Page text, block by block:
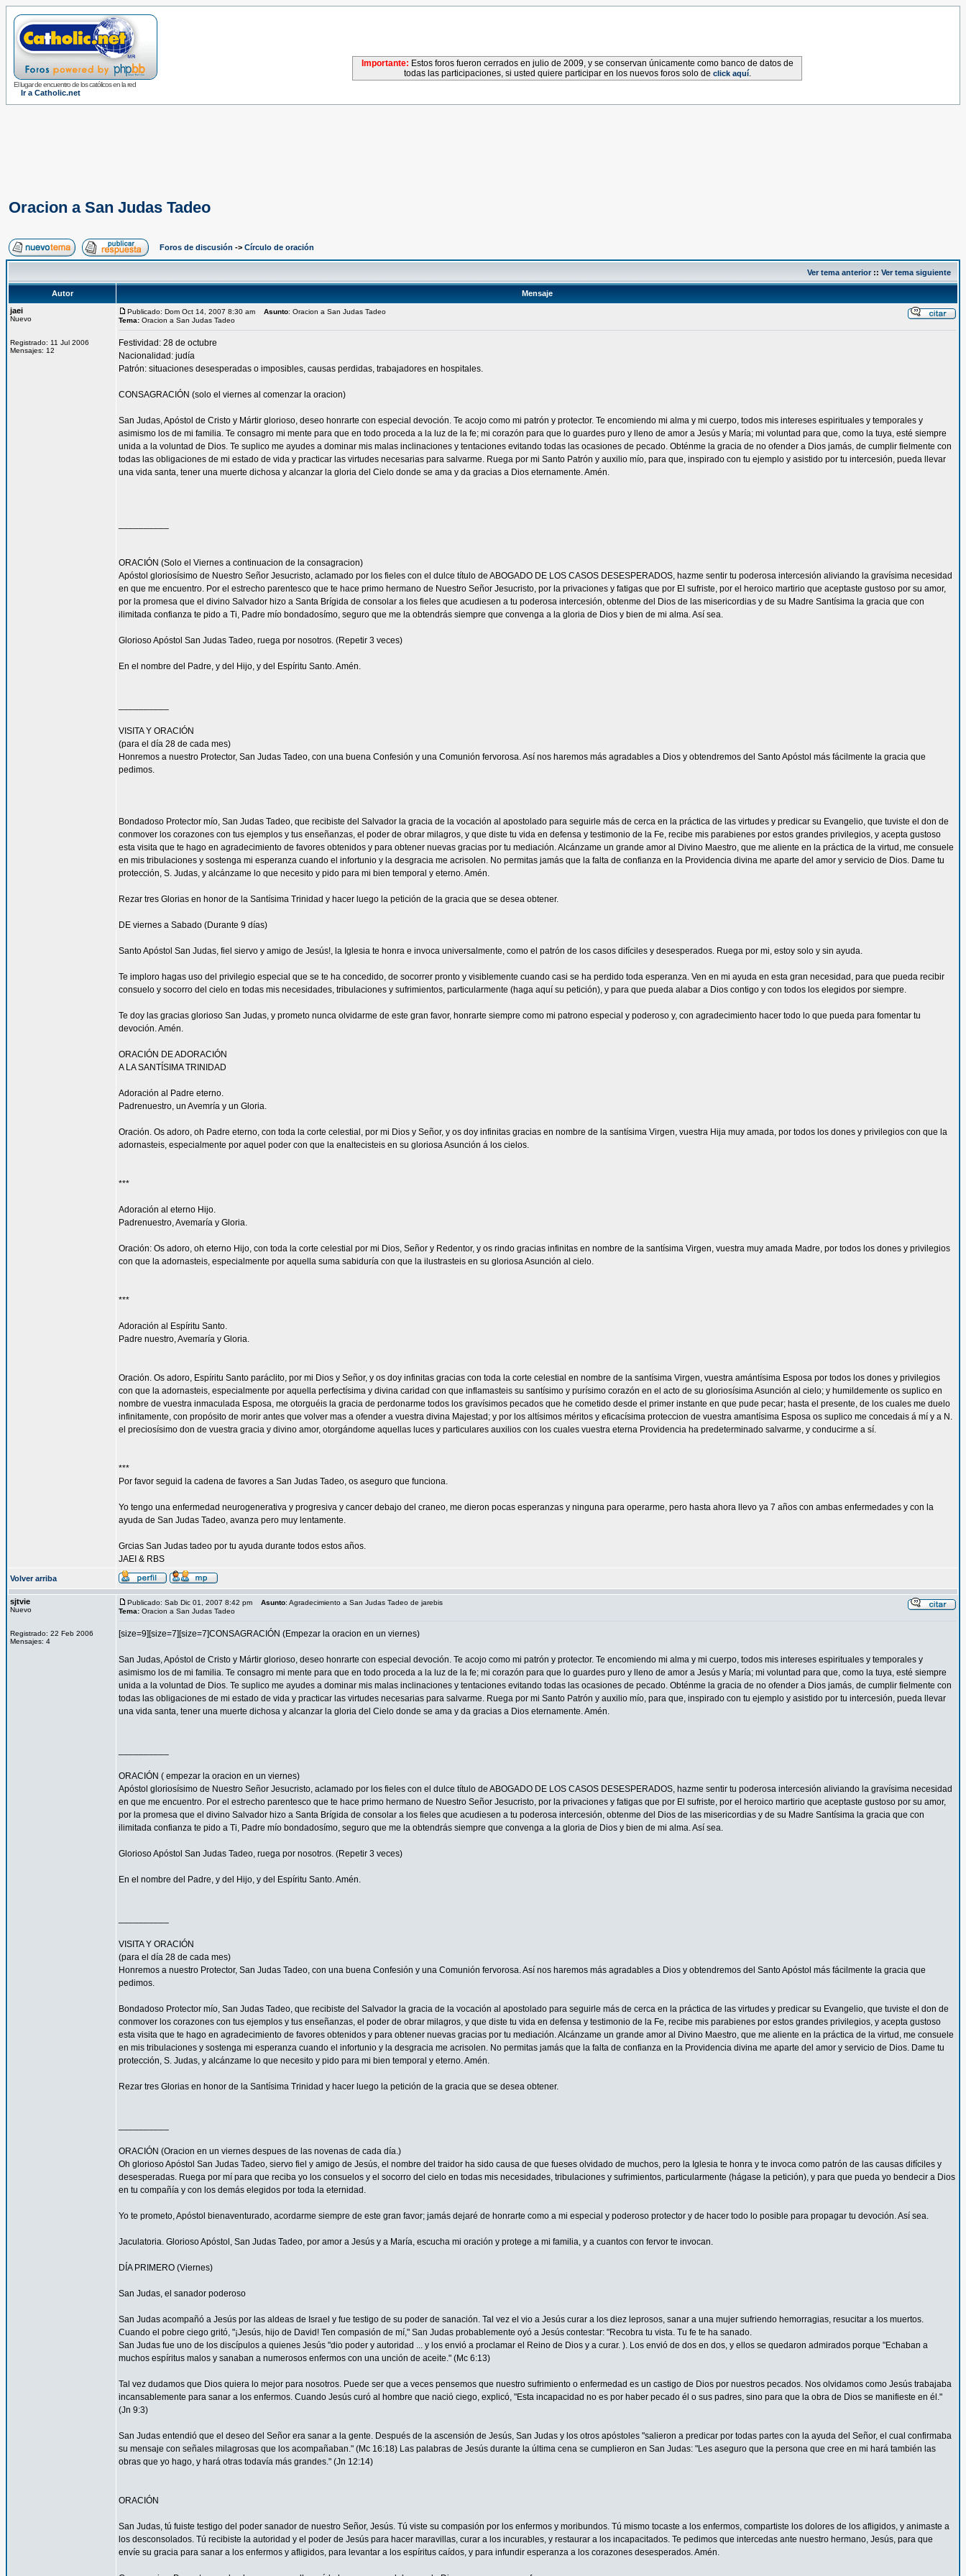
El lugar de encuentro de los católicos en la red
Ir a Catholic.net
Importante: Estos foros fueron cerrados en julio de 2009, y se conservan únicamente como banco de datos de
todas las participaciones, si usted quiere participar en los nuevos foros solo de click aquí.
Oracion a San Judas Tadeo
Foros de discusión -> Círculo de oración
Ver tema anterior:: Ver tema siguiente
Autor
Mensaje
jaei
Nuevo
Registrado: 11 Jul 2006
Mensajes: 12
Publicado: Dom Oct 14, 2007 8:30 am Asunto: Oracion a San Judas Tadeo
Tema: Oracion a San Judas Tadeo
Festividad: 28 de octubre
Nacionalidad: judía
Patrón: situaciones desesperadas o imposibles, causas perdidas, trabajadores en hospitales.
CONSAGRACIÓN (solo el viernes al comenzar la oracion)
San Judas, Apóstol de Cristo y Mártir glorioso, deseo honrarte con especial devoción. Te acojo como mi patrón y protector. Te encomiendo mi alma y mi cuerpo, todos mis intereses espirituales y temporales y
asimismo los de mi familia. Te consagro mi mente para que en todo proceda a la luz de la fe; mi corazón para que lo guardes puro y lleno de amor a Jesús y María; mi voluntad para que, como la tuya, esté siempre
unida a la voluntad de Dios. Te suplico me ayudes a dominar mis malas inclinaciones y tentaciones evitando todas las ocasiones de pecado. Obténme la gracia de no ofender a Dios jamás, de cumplir fielmente con
todas las obligaciones de mi estado de vida y practicar las virtudes necesarias para salvarme. Ruega por mi Santo Patrón y auxilio mío, para que, inspirado con tu ejemplo y asistido por tu intercesión, pueda llevar
una vida santa, tener una muerte dichosa y alcanzar la gloria del Cielo donde se ama y da gracias a Dios eternamente. Amén.
ORACIÓN (Solo el Viernes a continuacion de la consagracion)
Apóstol gloriosísimo de Nuestro Señor Jesucristo, aclamado por los fieles con el dulce título de ABOGADO DE LOS CASOS DESESPERADOS, hazme sentir tu poderosa intercesión aliviando la gravísima necesidad
en que me encuentro. Por el estrecho parentesco que te hace primo hermano de Nuestro Señor Jesucristo, por la privaciones y fatigas que por El sufriste, por el heroico martirio que aceptaste gustoso por su amor,
por la promesa que el divino Salvador hizo a Santa Brígida de consolar a los fieles que acudiesen a tu poderosa intercesión, obtenme del Dios de las misericordias y de su Madre Santísima la gracia que con
ilimitada confianza te pido a Ti, Padre mío bondadosímo, seguro que me la obtendrás siempre que convenga a la gloria de Dios y bien de mi alma. Así sea.
Glorioso Apóstol San Judas Tadeo, ruega por nosotros. (Repetir 3 veces)
En el nombre del Padre, y del Hijo, y del Espíritu Santo. Amén.
VISITA Y ORACIÓN
(para el día 28 de cada mes)
Honremos a nuestro Protector, San Judas Tadeo, con una buena Confesión y una Comunión fervorosa. Así nos haremos más agradables a Dios y obtendremos del Santo Apóstol más fácilmente la gracia que
pedimos.
Bondadoso Protector mío, San Judas Tadeo, que recibiste del Salvador la gracia de la vocación al apostolado para seguirle más de cerca en la práctica de las virtudes y predicar su Evangelio, que tuviste el don de
conmover los corazones con tus ejemplos y tus enseñanzas, el poder de obrar milagros, y que diste tu vida en defensa y testimonio de la Fe, recibe mis parabienes por estos grandes privilegios, y acepta gustoso
esta visita que te hago en agradecimiento de favores obtenidos y para obtener nuevas gracias por tu mediación. Alcánzame un grande amor al Divino Maestro, que me aliente en la práctica de la virtud, me consuele
en mis tribulaciones y sostenga mi esperanza cuando el infortunio y la desgracia me acrisolen. No permitas jamás que la falta de confianza en la Providencia divina me aparte del amor y servicio de Dios. Dame tu
protección, S. Judas, y alcánzame lo que necesito y pido para mi bien temporal y eterno. Amén.
Rezar tres Glorias en honor de la Santísima Trinidad y hacer luego la petición de la gracia que se desea obtener.
DE viernes a Sabado (Durante 9 días)
Santo Apóstol San Judas, fiel siervo y amigo de Jesús!, la Iglesia te honra e invoca universalmente, como el patrón de los casos difíciles y desesperados. Ruega por mi, estoy solo y sin ayuda.
Te imploro hagas uso del privilegio especial que se te ha concedido, de socorrer pronto y visiblemente cuando casi se ha perdido toda esperanza. Ven en mi ayuda en esta gran necesidad, para que pueda recibir
consuelo y socorro del cielo en todas mis necesidades, tribulaciones y sufrimientos, particularmente (haga aquí su petición), y para que pueda alabar a Dios contigo y con todos los elegidos por siempre.
Te doy las gracias glorioso San Judas, y prometo nunca olvidarme de este gran favor, honrarte siempre como mi patrono especial y poderoso y, con agradecimiento hacer todo lo que pueda para fomentar tu
devoción. Amén.
ORACIÓN DE ADORACIÓN
A LA SANTÍSIMA TRINIDAD
Adoración al Padre eterno.
Padrenuestro, un Avemría y un Gloria.
Oración. Os adoro, oh Padre eterno, con toda la corte celestial, por mi Dios y Señor, y os doy infinitas gracias en nombre de la santísima Virgen, vuestra Hija muy amada, por todos los dones y privilegios con que la
adornasteis, especialmente por aquel poder con que la enaltecisteis en su gloriosa Asunción á los cielos.
***
Adoración al eterno Hijo.
Padrenuestro, Avemaría y Gloria.
Oración: Os adoro, oh eterno Hijo, con toda la corte celestial por mi Dios, Señor y Redentor, y os rindo gracias infinitas en nombre de la santísima Virgen, vuestra muy amada Madre, por todos los dones y privilegios
con que la adornasteis, especialmente por aquella suma sabiduría con que la ilustrasteis en su gloriosa Asunción al cielo.
***
Adoración al Espíritu Santo.
Padre nuestro, Avemaría y Gloria.
Oración. Os adoro, Espíritu Santo paráclito, por mi Dios y Señor, y os doy infinitas gracias con toda la corte celestial en nombre de la santísima Virgen, vuestra amántísima Esposa por todos los dones y privilegios
con que la adornasteis, especialmente por aquella perfectísima y divina caridad con que inflamasteis su santísimo y purísimo corazón en el acto de su gloriosísima Asunción al cielo; y humildemente os suplico en
nombre de vuestra inmaculada Esposa, me otorguéis la gracia de perdonarme todos los gravísimos pecados que he cometido desde el primer instante en que pude pecar; hasta el presente, de los cuales me duelo
infinitamente, con propósito de morir antes que volver mas a ofender a vuestra divina Majestad; y por los altísimos méritos y eficacísima proteccion de vuestra amantísima Esposa os suplico me concedais á mí y a N.
el preciosísimo don de vuestra gracia y divino amor, otorgándome aquellas luces y particulares auxilios con los cuales vuestra eterna Providencia ha predeterminado salvarme, y conducirme a sí.
***
Por favor seguid la cadena de favores a San Judas Tadeo, os aseguro que funciona.
Yo tengo una enfermedad neurogenerativa y progresiva y cancer debajo del craneo, me dieron pocas esperanzas y ninguna para operarme, pero hasta ahora llevo ya 7 años con ambas enfermedades y con la
ayuda de San Judas Tadeo, avanza pero muy lentamente.
Grcias San Judas tadeo por tu ayuda durante todos estos años.
JAEI & RBS
Volver arriba
sjtvie
Nuevo
Registrado: 22 Feb 2006
Mensajes: 4
Publicado: Sab Dic 01, 2007 8:42 pm Asunto: Agradecimiento a San Judas Tadeo de jarebis
Tema: Oracion a San Judas Tadeo
[size=9][size=7][size=7]CONSAGRACIÓN (Empezar la oracion en un viernes)
San Judas, Apóstol de Cristo y Mártir glorioso, deseo honrarte con especial devoción. Te acojo como mi patrón y protector. Te encomiendo mi alma y mi cuerpo, todos mis intereses espirituales y temporales y
asimismo los de mi familia. Te consagro mi mente para que en todo proceda a la luz de la fe; mi corazón para que lo guardes puro y lleno de amor a Jesús y María; mi voluntad para que, como la tuya, esté siempre
unida a la voluntad de Dios. Te suplico me ayudes a dominar mis malas inclinaciones y tentaciones evitando todas las ocasiones de pecado. Obténme la gracia de no ofender a Dios jamás, de cumplir fielmente con
todas las obligaciones de mi estado de vida y practicar las virtudes necesarias para salvarme. Ruega por mi Santo Patrón y auxilio mío, para que, inspirado con tu ejemplo y asistido por tu intercesión, pueda llevar
una vida santa, tener una muerte dichosa y alcanzar la gloria del Cielo donde se ama y da gracias a Dios eternamente. Amén.
ORACIÓN ( empezar la oracion en un viernes)
Apóstol gloriosísimo de Nuestro Señor Jesucristo, aclamado por los fieles con el dulce título de ABOGADO DE LOS CASOS DESESPERADOS, hazme sentir tu poderosa intercesión aliviando la gravísima necesidad
en que me encuentro. Por el estrecho parentesco que te hace primo hermano de Nuestro Señor Jesucristo, por la privaciones y fatigas que por El sufriste, por el heroico martirio que aceptaste gustoso por su amor,
por la promesa que el divino Salvador hizo a Santa Brígida de consolar a los fieles que acudiesen a tu poderosa intercesión, obtenme del Dios de las misericordias y de su Madre Santísima la gracia que con
ilimitada confianza te pido a Ti, Padre mío bondadosímo, seguro que me la obtendrás siempre que convenga a la gloria de Dios y bien de mi alma. Así sea.
Glorioso Apóstol San Judas Tadeo, ruega por nosotros. (Repetir 3 veces)
En el nombre del Padre, y del Hijo, y del Espíritu Santo. Amén.
VISITA Y ORACIÓN
(para el día 28 de cada mes)
Honremos a nuestro Protector, San Judas Tadeo, con una buena Confesión y una Comunión fervorosa. Así nos haremos más agradables a Dios y obtendremos del Santo Apóstol más fácilmente la gracia que
pedimos.
Bondadoso Protector mío, San Judas Tadeo, que recibiste del Salvador la gracia de la vocación al apostolado para seguirle más de cerca en la práctica de las virtudes y predicar su Evangelio, que tuviste el don de
conmover los corazones con tus ejemplos y tus enseñanzas, el poder de obrar milagros, y que diste tu vida en defensa y testimonio de la Fe, recibe mis parabienes por estos grandes privilegios, y acepta gustoso
esta visita que te hago en agradecimiento de favores obtenidos y para obtener nuevas gracias por tu mediación. Alcánzame un grande amor al Divino Maestro, que me aliente en la práctica de la virtud, me consuele
en mis tribulaciones y sostenga mi esperanza cuando el infortunio y la desgracia me acrisolen. No permitas jamás que la falta de confianza en la Providencia divina me aparte del amor y servicio de Dios. Dame tu
protección, S. Judas, y alcánzame lo que necesito y pido para mi bien temporal y eterno. Amén.
Rezar tres Glorias en honor de la Santísima Trinidad y hacer luego la petición de la gracia que se desea obtener.
ORACIÓN (Oracion en un viernes despues de las novenas de cada día.)
Oh glorioso Apóstol San Judas Tadeo, siervo fiel y amigo de Jesús, el nombre del traidor ha sido causa de que fueses olvidado de muchos, pero la Iglesia te honra y te invoca como patrón de las causas difíciles y
desesperadas. Ruega por mí para que reciba yo los consuelos y el socorro del cielo en todas mis necesidades, tribulaciones y sufrimientos, particularmente (hágase la petición), y para que pueda yo bendecir a Dios
en tu compañía y con los demás elegidos por toda la eternidad.
Yo te prometo, Apóstol bienaventurado, acordarme siempre de este gran favor; jamás dejaré de honrarte como a mi especial y poderoso protector y de hacer todo lo posible para propagar tu devoción. Así sea.
Jaculatoria. Glorioso Apóstol, San Judas Tadeo, por amor a Jesús y a María, escucha mi oración y protege a mi familia, y a cuantos con fervor te invocan.
DÍA PRIMERO (Viernes)
San Judas, el sanador poderoso
San Judas acompañó a Jesús por las aldeas de Israel y fue testigo de su poder de sanación. Tal vez el vio a Jesús curar a los diez leprosos, sanar a una mujer sufriendo hemorragias, resucitar a los muertos.
Cuando el pobre ciego gritó, "¡Jesús, hijo de David! Ten compasión de mí," San Judas probablemente oyó a Jesús contestar: "Recobra tu vista. Tu fe te ha sanado.
San Judas fue uno de los discípulos a quienes Jesús "dio poder y autoridad ... y los envió a proclamar el Reino de Dios y a curar. ). Los envió de dos en dos, y ellos se quedaron admirados porque "Echaban a
muchos espíritus malos y sanaban a numerosos enfermos con una unción de aceite." (Mc 6:13)
Tal vez dudamos que Dios quiera lo mejor para nosotros. Puede ser que a veces pensemos que nuestro sufrimiento o enfermedad es un castigo de Dios por nuestros pecados. Nos olvidamos como Jesús trabajaba
incansablemente para sanar a los enfermos. Cuando Jesús curó al hombre que nació ciego, explicó, "Esta incapacidad no es por haber pecado él o sus padres, sino para que la obra de Dios se manifieste en él."
(Jn 9:3)
San Judas entendió que el deseo del Señor era sanar a la gente. Después de la ascensión de Jesús, San Judas y los otros apóstoles "salieron a predicar por todas partes con la ayuda del Señor, el cual confirmaba
su mensaje con señales milagrosas que los acompañaban." (Mc 16:18) Las palabras de Jesús durante la última cena se cumplieron en San Judas: "Les aseguro que la persona que cree en mi hará también las
obras que yo hago, y hará otras todavía más grandes." (Jn 12:14)
ORACIÓN
San Judas, tú fuiste testigo del poder sanador de nuestro Señor, Jesús. Tú viste su compasión por los enfermos y moribundos. Tú mismo tocaste a los enfermos, compartiste los dolores de los afligidos, y animaste a
los desconsolados. Tú recibiste la autoridad y el poder de Jesús para hacer maravillas, curar a los incurables, y restaurar a los incapacitados. Te pedimos que intercedas ante nuestro hermano, Jesús, para que
envíe su gracia para sanar a los enfermos y afligidos, para levantar a los espíritus caídos, y para infundir esperanza a los corazones desesperados. Amén.